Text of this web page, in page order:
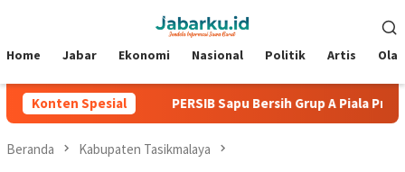
Mobile
Home Jabar Ekonomi Nasional Politik Artis
Konten SpesialPERSIB Sapu Bersih Grup A Piala Presiden
Beranda Kabupaten Tasikmalaya